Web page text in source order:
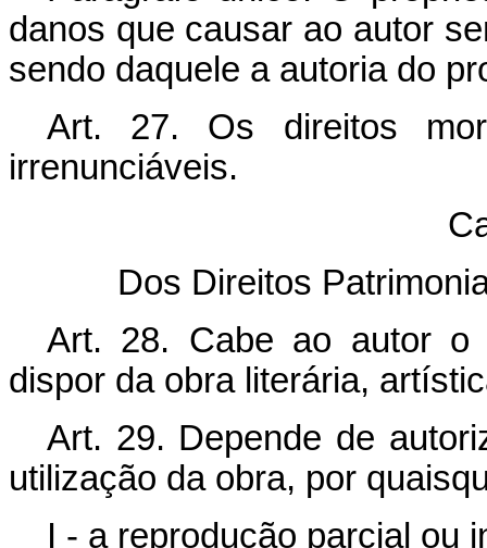
danos que causar ao autor
sendo daquele a autoria do
Art. 27. Os direitos
irrenunciáveis.
Dos Direitos
Art. 28. Cabe ao autor o
dispor da obra literária,
Art. 29. Depende de
utilização da obra, por
I - a reprodução parcial ou